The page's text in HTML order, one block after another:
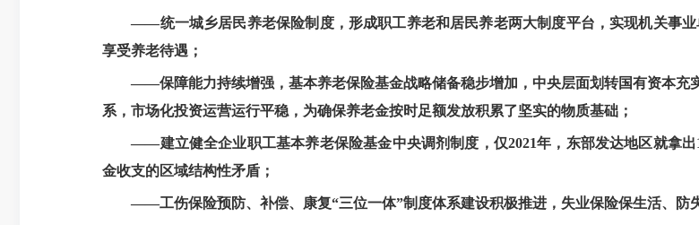
——统一城乡居民养老保险制度，形成职工养老和居民养老两大制度平台，实现机关事
享受养老待遇；
——保障能力持续增强，基本养老保险基金战略储备稳步增加，中央层面划转国有资本充
系，市场化投资运营运行平稳，为确保养老金按时足额发放积累了坚实的物质基础；
——建立健全企业职工基本养老保险基金中央调剂制度，仅2021年，东部发达地区就拿
金收支的区域结构性矛盾；
——工伤保险预防、补偿、康复“三位一体”制度体系建设积极推进，失业保险保生活、防